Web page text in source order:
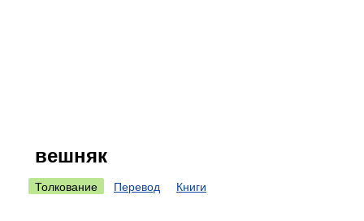
вешняк
Толкование Перевод Книги